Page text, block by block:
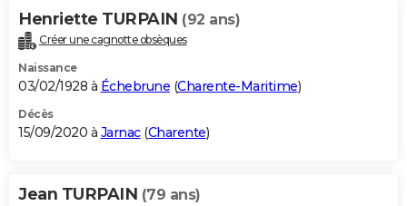
Henriette TURPAIN (92 ans)
Créer une cagnotte obsèques
Naissance
03/02/1928 à Échebrune (Charente-Maritime)
Décès
15/09/2020 à Jarnac(Charente)
Jean TURPAIN (79 ans)